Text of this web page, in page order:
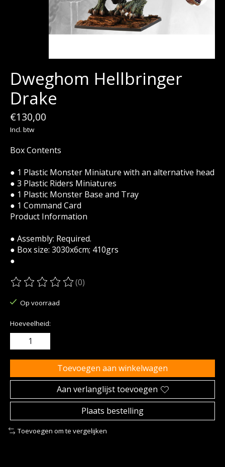
Dweghom Hellbringer
Drake
€130,00
Incl. btw
Box Contents
● 1 Plastic Monster Miniature with an alternative head
● 3 Plastic Riders Miniatures
● 1 Plastic Monster Base and Tray
● 1 Command Card
Product Information
● Assembly: Required.
● Box size: 3030x6cm; 410grs
●
De beoordeling van dit product is
(0)
Op voorraad
Hoeveelheid:
Toevoegen aan winkelwagen
Aan verlanglijst toevoegen
Plaats bestelling
Toevoegen om te vergelijken